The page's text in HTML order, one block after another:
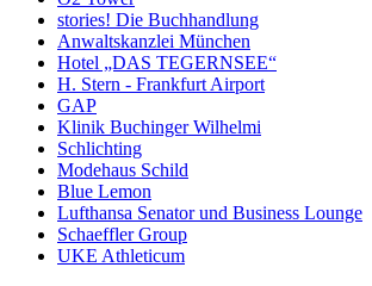
stories! Die Buchhandlung
Anwaltskanzlei München
Hotel „DAS TEGERNSEE“
H. Stern - Frankfurt Airport
GAP
Klinik Buchinger Wilhelmi
Schlichting
Modehaus Schild
Blue Lemon
Lufthansa Senator und Business Lounge
Schaeffler Group
UKE Athleticum